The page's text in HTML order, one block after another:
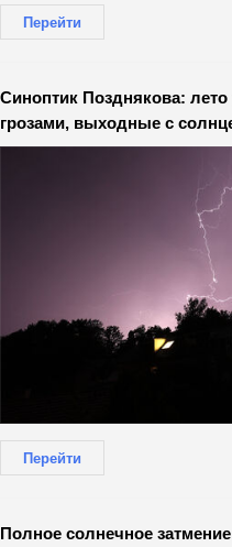
Перейти
Синоптик Позднякова:
грозами, выходные с
Перейти
Полное солнечное затмение